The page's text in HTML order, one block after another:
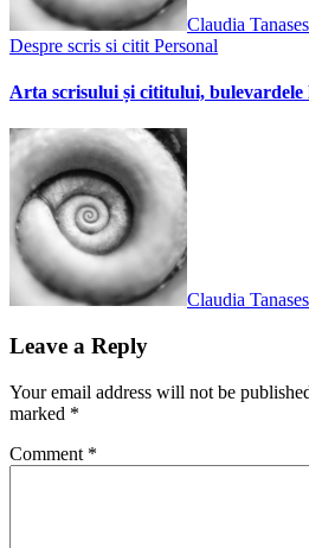
Claudia
Despre scris si citit Personal
Arta scrisului și cititului,
Claudia
Leave a Reply
Your email address will not be
marked *
Comment *